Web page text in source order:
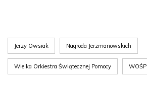
Jerzy Owsiak Nagroda Jerzmanowskich
Wielka Orkiestra Świątecznej Pomocy WOŚP